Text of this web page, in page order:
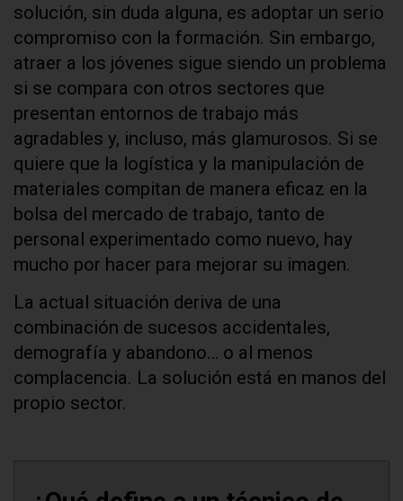
solución, sin duda alguna, es adoptar un serio
compromiso con la formación. Sin embargo,
atraer a los jóvenes sigue siendo un problema
si se compara con otros sectores que
presentan entornos de trabajo más
agradables y, incluso, más glamurosos. Si se
quiere que la logística y la manipulación de
materiales compitan de manera eficaz en la
bolsa del mercado de trabajo, tanto de
personal experimentado como nuevo, hay
mucho por hacer para mejorar su imagen.
La actual situación deriva de una
combinación de sucesos accidentales,
demografía y abandono… o al menos
complacencia. La solución está en manos del
propio sector.